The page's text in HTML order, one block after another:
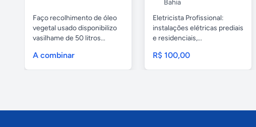
Faço recolhimento de óleo
vegetal usado disponibilizo
vasilhame de 50 litros...
A combinar
Bahia
Eletricista Profissional:
instalações elétricas prediais
e residenciais,...
R$ 100,00